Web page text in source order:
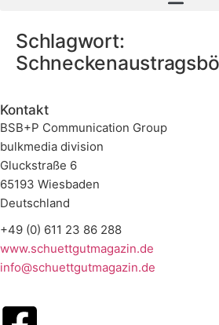
Schlagwort:
Kontakt
BSB+P Communication Group
bulkmedia division
Gluckstraße 6
65193 Wiesbaden
Deutschland
+49 (0) 611 23 86 288
www.schuettgutmagazin.de
info@schuettgutmagazin.de